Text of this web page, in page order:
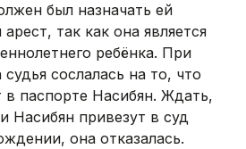
был назначать ей
так как она является
ребёнка. При
сослалась на то, что
в паспорте Насибян. Ждать,
Насибян привезут в суд
она отказалась.